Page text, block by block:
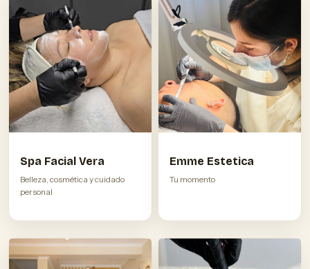
Spa Facial Vera
Belleza, cosmética y cuidado
personal
Emme Estetica
Tu momento